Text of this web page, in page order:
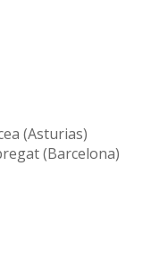
(Asturias)
(Barcelona)